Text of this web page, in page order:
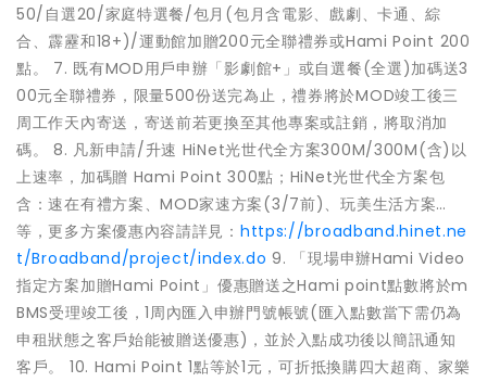
50/自選20/家庭特選餐/包月(包月含電影、戲劇、卡通、綜
合、霹靂和18+)/運動館加贈200元全聯禮券或Hami Point 200
點。 7. 既有MOD用戶申辦「影劇館+」或自選餐(全選)加碼送3
00元全聯禮券，限量500份送完為止，禮券將於MOD竣工後三
周工作天內寄送，寄送前若更換至其他專案或註銷，將取消加
碼。 8. 凡新申請/升速 HiNet光世代全方案300M/300M(含)以
上速率，加碼贈 Hami Point 300點；HiNet光世代全方案包
含：速在有禮方案、MOD家速方案(3/7前)、玩美生活方案…
等，更多方案優惠內容請詳見： https://broadband.hinet.ne
t/Broadband/project/index.do 9. 「現場申辦Hami Video
指定方案加贈Hami Point」優惠贈送之Hami point點數將於m
BMS受理竣工後，1周內匯入申辦門號帳號(匯入點數當下需仍為
申租狀態之客戶始能被贈送優惠)，並於入點成功後以簡訊通知
客戶。 10. Hami Point 1點等於1元，可折抵換購四大超商、家樂